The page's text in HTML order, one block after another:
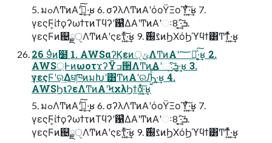
5. มߋΛͲͷΑ͏ʹ࣮ࢪ͍ͯ͠·͔͢ʁ 6. σʔλΛͲͷΑ͏ʹόοΫΞοϓ͍ͯ͠·͔͢ʁ 7.
γεςϜ͕ίϯϙʔωϯτͷΤϥʔʹ଱͑ΔΑ͏ʹͲͷΑ͏ʹઃܭ͍ͯ͠·͔͢ 8.
γεςϜͷ஄ྗੑΛͲͷΑ͏ʹςετ͍ͯ͠·͔͢ʁ 9. ࡂ֐࣌ͷϦΧόϦϓϥϯ͸Ͳ͏ͳ͍ͬͯ·͔͢ʁ
26 9ͭͷ࣭໰ 1. AWSαʔϏεͷ੍ݶΛͲͷΑ͏ʹ؅ཧ͍ͯ͠·͔͢ʁ 2.
AWS্ͰͷωοτϫʔΫߏ੒ΛͲͷΑ͏ʹઃܭ͍ͯ͠·͔͢ʁ 3.
γεςϜʹର͢ΔधཁͷมԽʹ͸ͲͷΑ͏ʹରԠ͍ͯ͠·͔͢ʁ 4.
AWSϦιʔεΛͲͷΑ͏ʹϞχλϦϯά͍ͯ͠·͔͢ʁ
5. มߋΛͲͷΑ͏ʹ࣮ࢪ͍ͯ͠·͔͢ʁ 6. σʔλΛͲͷΑ͏ʹόοΫΞοϓ͍ͯ͠·͔͢ʁ 7.
γεςϜ͕ίϯϙʔωϯτͷΤϥʔʹ଱͑ΔΑ͏ʹͲͷΑ͏ʹઃܭ͍ͯ͠·͔͢ 8.
γεςϜͷ஄ྗੑΛͲͷΑ͏ʹςετ͍ͯ͠·͔͢ʁ 9. ࡂ֐࣌ͷϦΧόϦϓϥϯ͸Ͳ͏ͳ͍ͬͯ·͔͢ʁ